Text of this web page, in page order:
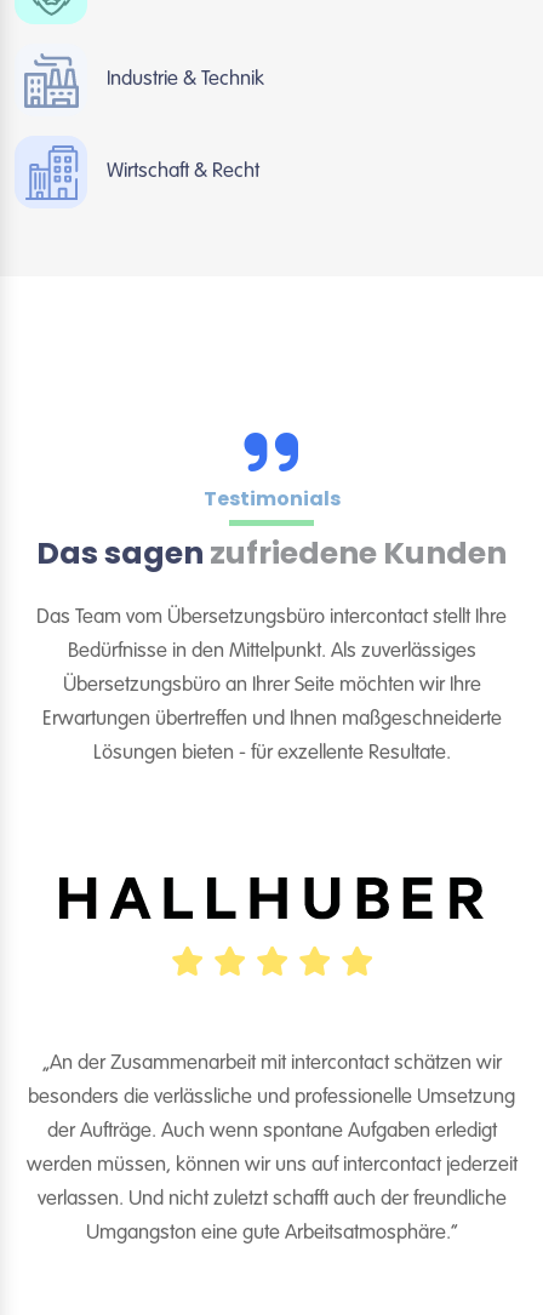
Industrie & Technik
Wirtschaft & Recht
Testimonials
Das sagen zufriedene Kunden
Das Team vom Übersetzungsbüro intercontact stellt Ihre
Bedürfnisse in den Mittelpunkt. Als zuverlässiges
Übersetzungsbüro an Ihrer Seite möchten wir Ihre
Erwartungen übertreffen und Ihnen maßgeschneiderte
Lösungen bieten - für exzellente Resultate.
„An der Zusammenarbeit mit intercontact schätzen wir
besonders die verlässliche und professionelle Umsetzung
der Aufträge. Auch wenn spontane Aufgaben erledigt
werden müssen, können wir uns auf intercontact jederzeit
verlassen. Und nicht zuletzt schafft auch der freundliche
Umgangston eine gute Arbeitsatmosphäre.“